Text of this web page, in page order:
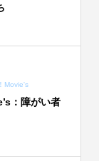
Movie's
：障がい者